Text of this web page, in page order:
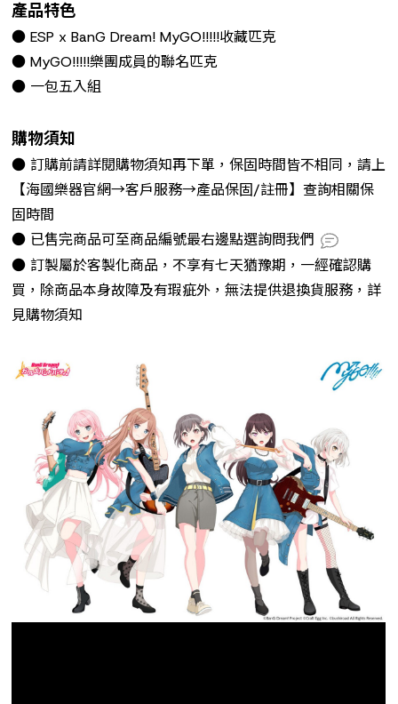
產品特色
● ESP x BanG Dream! MyGO!!!!!收藏匹克
● MyGO!!!!!樂團成員的聯名匹克
● 一包五入組
購物須知
● 訂購前請詳閱購物須知再下單，保固時間皆不相同，請上
【海國樂器官網→客戶服務→產品保固/註冊】查詢相關保
固時間
● 已售完商品可至商品編號最右邊點選詢問我們
● 訂製屬於客製化商品，不享有七天猶豫期，一經確認購
買，除商品本身故障及有瑕疵外，無法提供退換貨服務，詳
見購物須知